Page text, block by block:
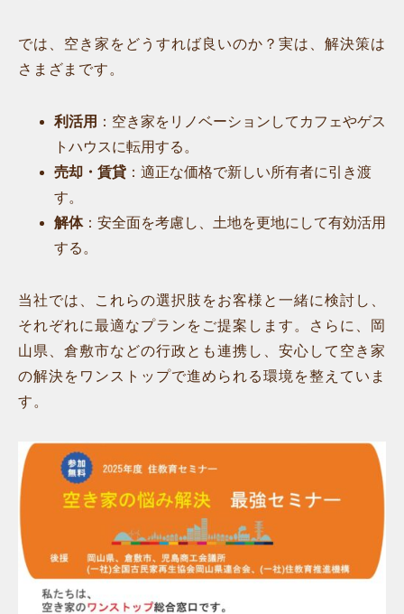
では、空き家をどうすれば良いのか？実は、解決策は
さまざまです。
利活用 ：空き家をリノベーションしてカフェやゲス
トハウスに転用する。
売却・賃貸 ：適正な価格で新しい所有者に引き渡
す。
解体：安全面を考慮し、土地を更地にして有効活用
する。
当社では、これらの選択肢をお客様と一緒に検討し、
それぞれに最適なプランをご提案します。さらに、岡
山県、倉敷市などの行政とも連携し、安心して空き家
の解決をワンストップで進められる環境を整えていま
す。